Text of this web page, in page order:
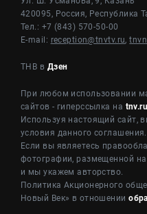
420095, Россия, Республика
Тел.: +7 (843) 570-50-00
E-mail: reception@tnvtv.ru,
ТНВ в Дзен
При любом использовании
сайтов - гиперссылка на tnv.ru
Используя настоящий сайт,
условия данного соглашения.
Если вы являетесь
фотографии, размещенной
и мы укажем авторство.
Политика Акционерного
Новый Век» в отношении